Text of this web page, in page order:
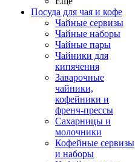
Посуда для чая и кофе
Чайные сервизы
Чайные наборы
Чайные пары
Чайники для
кипячения
Заварочные
чайники,
кофейники и
френч-прессы
Сахарницы и
молочники
Кофейные сервизы
и наборы